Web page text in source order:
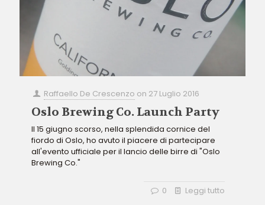
Raffaello De Crescenzo on 27 Luglio 2016
Oslo Brewing Co. Launch Party
Il 15 giugno scorso, nella splendida cornice del
fiordo di Oslo, ho avuto il piacere di partecipare
all'evento ufficiale per il lancio delle birre di "Oslo
Brewing Co."
0 Leggi tutto